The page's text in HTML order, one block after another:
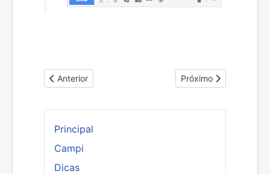
Principal
Campi
Dicas
Artigo anterior: Configurando notificações SMS
Anterior Próximo artigo:
Próximo